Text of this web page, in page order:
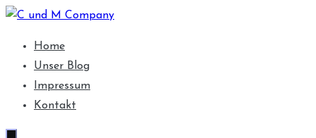
Skip
content
C und M Company
Freude am besten Aussehen bringen.
Home
Unser Blog
Impressum
Kontakt